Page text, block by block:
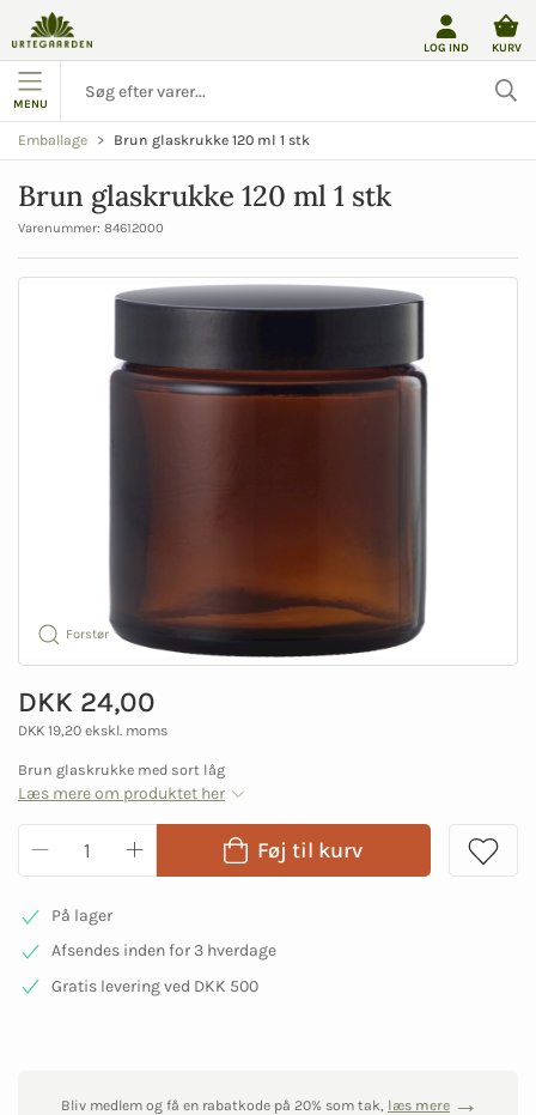
LOG IND KURV
MENU
Emballage Brun glaskrukke 120 ml 1 stk
Brun glaskrukke 120 ml 1 stk
Varenummer: 84612000
Forstør
DKK 24,00
DKK 19,20 ekskl. moms
Brun glaskrukke med sort låg
Læs mere om produktet her
Føj til kurv
På lager
Afsendes inden for 3 hverdage
Gratis levering ved DKK 500
Bliv medlem og få en rabatkode på 20% som tak, læs mere